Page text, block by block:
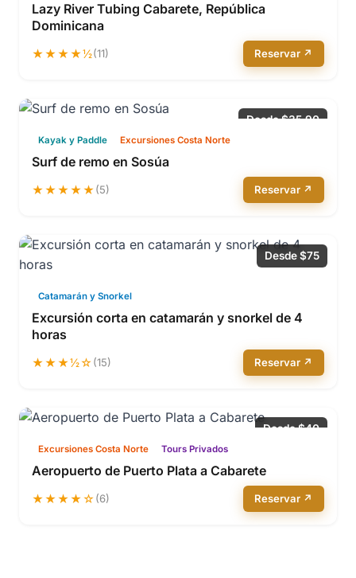
Lazy River Tubing Cabarete, República
Dominicana
★★★★½(11) Reservar ↗
Desde $35.90
Kayak y Paddle Excursiones Costa Norte
Surf de remo en Sosúa
★★★★★(5) Reservar ↗
Desde $75
Catamarán y Snorkel
Excursión corta en catamarán y snorkel de 4
horas
★★★½☆(15) Reservar ↗
Desde $40
Excursiones Costa Norte Tours Privados
Aeropuerto de Puerto Plata a Cabarete
★★★★☆(6) Reservar ↗